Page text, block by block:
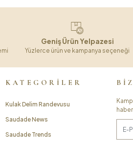
Geniş Ürün Yelpazesi
Yüzlerce ürün ve kampanya seçeneği
KATEGORİLER
Kulak Delim Randevusu
Saudade News
Saudade Trends